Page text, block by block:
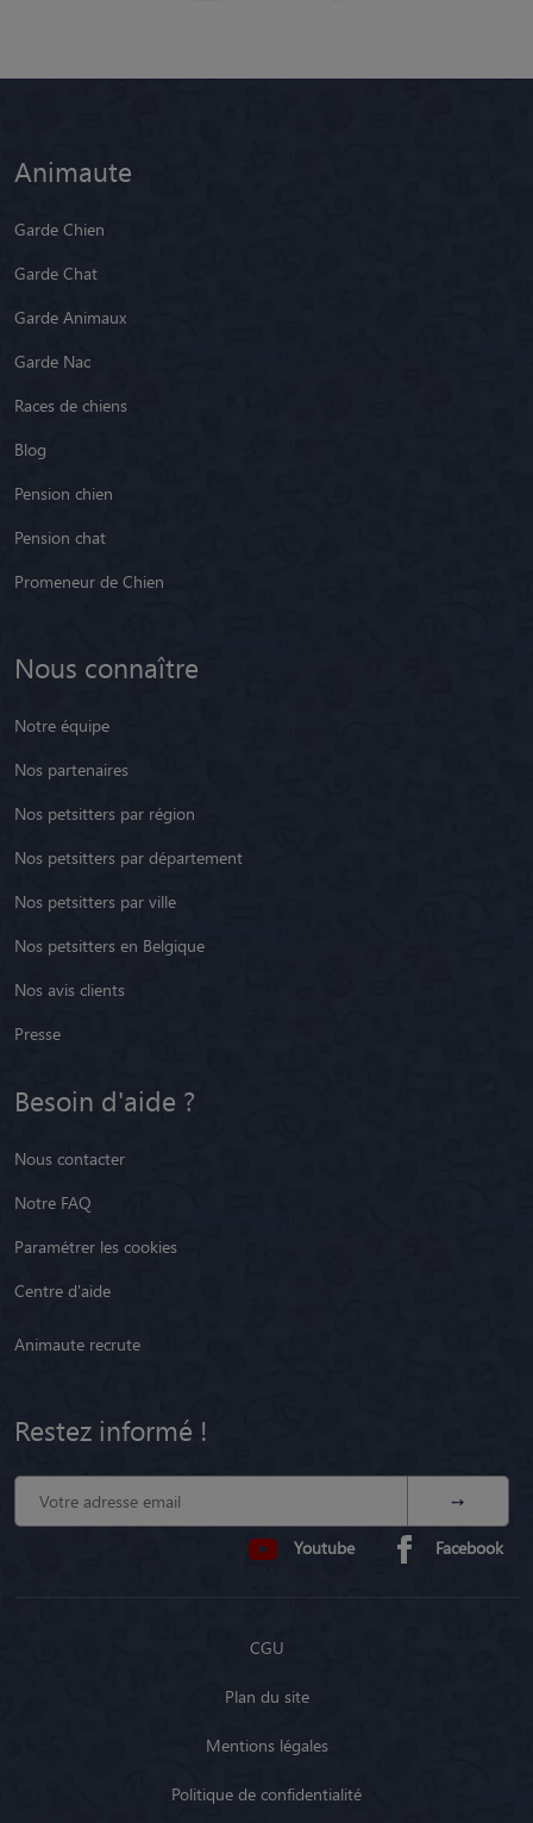
Animaute
Garde Chien
Garde Chat
Garde Animaux
Garde Nac
Races de chiens
Blog
Pension chien
Pension chat
Promeneur de Chien
Nous connaître
Notre équipe
Nos partenaires
Nos petsitters par région
Nos petsitters par département
Nos petsitters par ville
Nos petsitters en Belgique
Nos avis clients
Presse
Besoin d'aide ?
Nous contacter
Notre FAQ
Paramétrer les cookies
Centre d'aide
Animaute recrute
Restez informé !
Youtube Facebook
CGU
Plan du site
Mentions légales
Politique de confidentialité